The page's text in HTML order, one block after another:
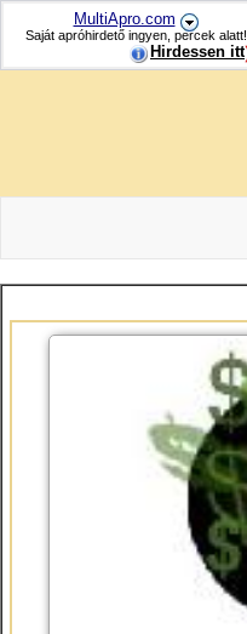
MultiApro.com
Saját apróhirdető ingyen, percek alatt!
Hirdessen itt